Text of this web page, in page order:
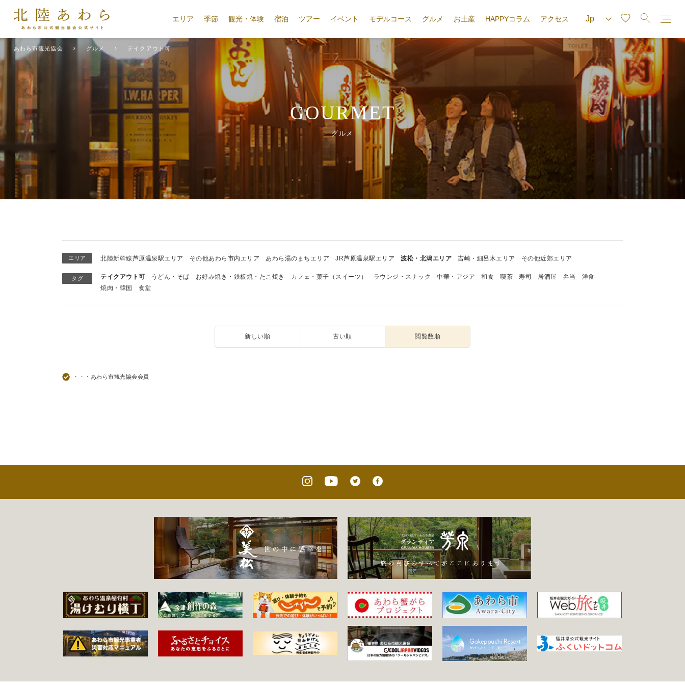
エリア 季節 観光・体験 宿泊 ツアー イベント モデルコース グルメ お土産 HAPPYコラム アクセス
あわら市観光協会 グルメ テイクアウト可
GOURMET
グルメ
エリア 北陸新幹線芦原温泉駅エリア その他あわら市内エリア あわら湯のまちエリア JR芦原温泉駅エリア 波松・北潟エリア 吉崎・細呂木エリア その他近郊エリア
タグ テイクアウト可 うどん・そば お好み焼き・鉄板焼・たこ焼き カフェ・菓子（スイーツ） ラウンジ・スナック 中華・アジア 和食 喫茶 寿司 居酒屋 弁当
洋食
焼肉・韓国
食堂
新しい順 古い順 閲覧数順
・・・あわら市観光協会会員